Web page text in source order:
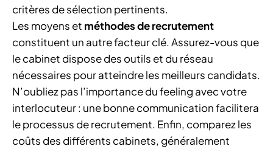
critères de sélection pertinents.
Les moyens et méthodes de recrutement
constituent un autre facteur clé. Assurez-vous que
le cabinet dispose des outils et du réseau
nécessaires pour atteindre les meilleurs candidats.
N’oubliez pas l’importance du feeling avec votre
interlocuteur : une bonne communication facilitera
le processus de recrutement. Enfin, comparez les
coûts des différents cabinets, généralement